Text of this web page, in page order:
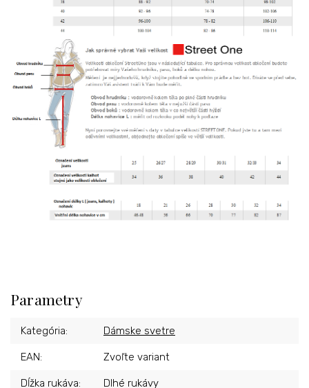
Parametry
Kategória: Dámske svetre
EAN: Zvoľte variant
Dĺžka rukáva: Dlhé rukávy